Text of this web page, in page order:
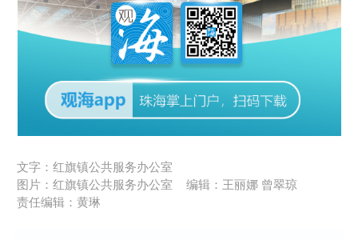
文字：红旗镇公共服务办公室
图片：红旗镇公共服务办公室
编辑：王丽娜 曾翠琼
责任编辑：黄琳